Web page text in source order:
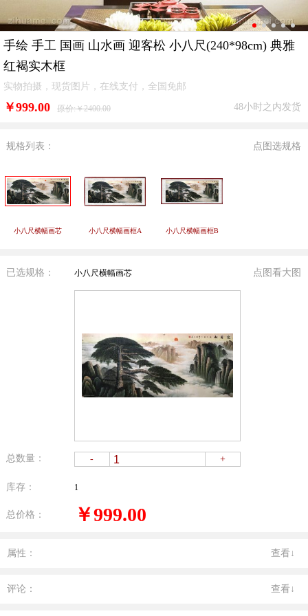
手绘 手工 国画 山水画 迎客松 小八尺(240*98cm) 典雅
红褐实木框
实物拍摄，现货图片，在线支付，全国免邮
￥999.00 原价:￥2400.00 48小时之内发货
规格列表： 点图选规格
小八尺横幅画芯 小八尺横幅画框A 小八尺横幅画框B
已选规格： 小八尺横幅画芯 点图看大图
总数量： - +
库存： 1
总价格： ￥999.00
属性： 查看↓
评论： 查看↓